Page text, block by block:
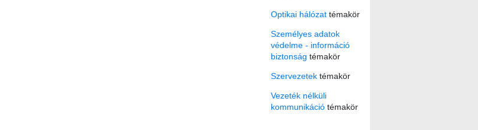
Optikai hálózattémakör
Személyes adatok
védelme - információ
biztonság témakör
Szervezetektémakör
Vezeték nélküli
kommunikációtémakör